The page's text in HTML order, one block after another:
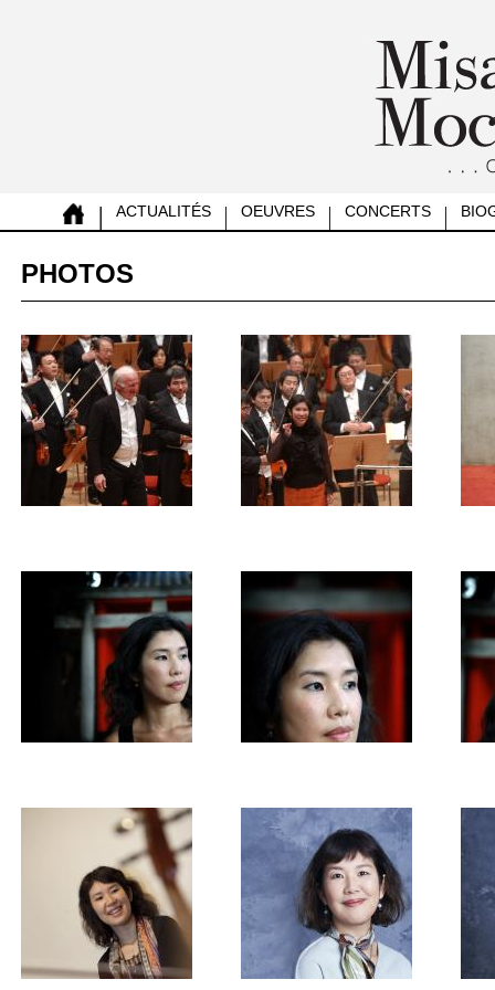
ACTUALITÉS OEUVRES CONCERTS
PHOTOS